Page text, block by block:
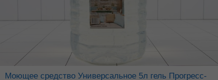
Моющее средство Универсальное 5л гель Прогресс-